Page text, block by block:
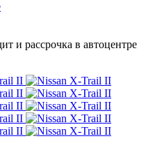
и рассрочка в автоцентре